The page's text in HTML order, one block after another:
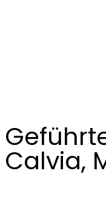
Calvia,